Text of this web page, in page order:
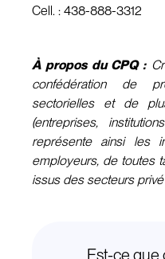
Cell. : 438-888-3312
À propos du CPQ :
confédération de
sectorielles et de
(entreprises,
représente ainsi les
employeurs, de toutes
issus des secteurs
Est-ce que